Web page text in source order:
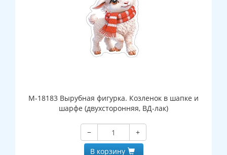
М-18183 Вырубная фигурка. Козленок в шапке и
шарфе (двухсторонняя, ВД-лак)
−
+
В корзину